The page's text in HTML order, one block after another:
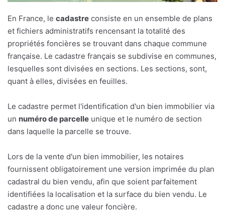
En France, le cadastre consiste en un ensemble de plans
et fichiers administratifs rencensant la totalité des
propriétés foncières se trouvant dans chaque commune
française. Le cadastre français se subdivise en communes,
lesquelles sont divisées en sections. Les sections, sont,
quant à elles, divisées en feuilles.
Le cadastre permet l'identification d'un bien immobilier via
un numéro de parcelle unique et le numéro de section
dans laquelle la parcelle se trouve.
Lors de la vente d'un bien immobilier, les notaires
fournissent obligatoirement une version imprimée du plan
cadastral du bien vendu, afin que soient parfaitement
identifiées la localisation et la surface du bien vendu. Le
cadastre a donc une valeur foncière.